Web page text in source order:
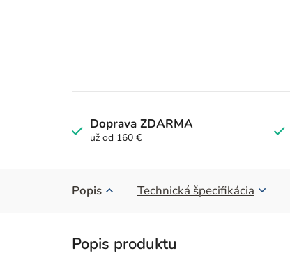
Doprava ZDARMA
už od 160 €
Popis Technická špecifikácia